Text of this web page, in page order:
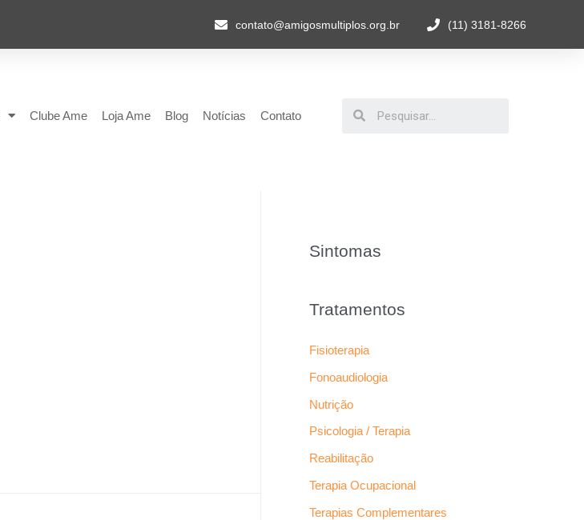
contato@amigosmultiplos.org.br (11) 3181-8266
Clube Ame Loja Ame Blog Notícias Contato
Sintomas
Tratamentos
Fisioterapia
Fonoaudiologia
Nutrição
Psicologia / Terapia
Reabilitação
Terapia Ocupacional
Terapias Complementares